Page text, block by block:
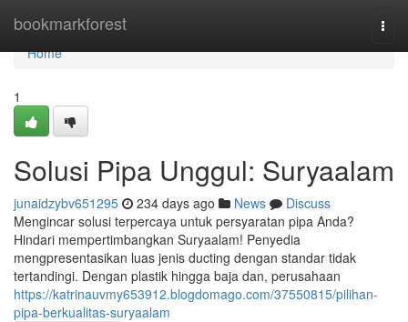
bookmarkforest
Home
Home
1
Solusi Pipa Unggul: Suryaalam
junaidzybv651295 234 days ago News
Discuss
Mengincar solusi terpercaya untuk persyaratan pipa Anda?
Hindari mempertimbangkan Suryaalam! Penyedia
mengpresentasikan luas jenis ducting dengan standar tidak
tertandingi. Dengan plastik hingga baja dan, perusahaan
https://katrinauvmy653912.blogdomago.com/37550815/pilihan-
pipa-berkualitas-suryaalam